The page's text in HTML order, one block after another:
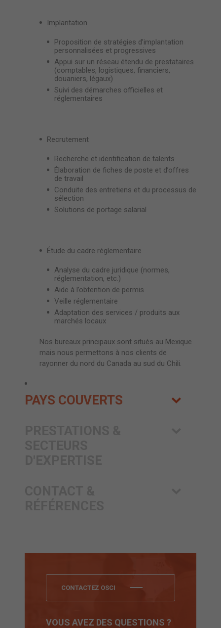
Implantation
Proposition de stratégies d’implantation
personnalisées et progressives
Appui sur un réseau étendu de prestataires
(comptables, logistiques, financiers,
douaniers, légaux)
Suivi des démarches officielles et
réglementaires
Recrutement
Recherche et identification de talents
Élaboration de fiches de poste et d’offres
de travail
Conduite des entretiens et du processus de
sélection
Solutions de portage salarial
Étude du cadre réglementaire
Analyse du cadre juridique (normes,
réglementation, etc.)
Aide à l’obtention de permis
Veille réglementaire
Adaptation des services / produits aux
marchés locaux
Nos bureaux principaux sont situés au Mexique
mais nous permettons à nos clients de
rayonner du nord du Canada au sud du Chili.
PAYS COUVERTS
CONTACTEZ OSCI
VOUS AVEZ DES QUESTIONS ?